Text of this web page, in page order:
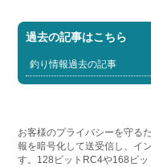
過去の記事はこちら
釣り情報過去の記事
お客様のプライバシーを守る
報を暗号化して送受信し、イ
す。128ビットRC4や168ビ